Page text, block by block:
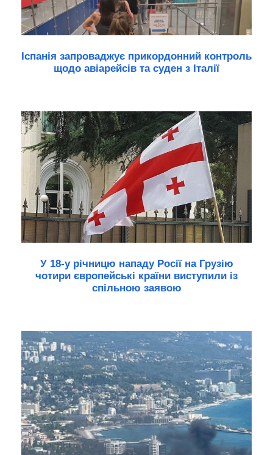
Іспанія запроваджує прикордонний контроль
щодо авіарейсів та суден з Італії
У 18-у річницю нападу Росії на Грузію
чотири європейські країни виступили із
спільною заявою